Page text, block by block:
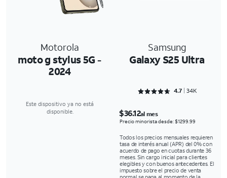
Motorola
moto g stylus 5G -
2024
Samsung
Galaxy S25 Ultra
Rated 4.7094 out of 5
4.7 34K
Este dispositivo ya no está
disponible.
$36.12al mes
Precio minorista desde: $1299.99
Todos los precios mensuales requieren
tasa de interés anual (APR) del 0% con
acuerdo de pago en cuotas durante 36
meses. Sin cargo inicial para clientes
elegibles y con buenos antecedentes. El
impuesto sobre el precio de venta